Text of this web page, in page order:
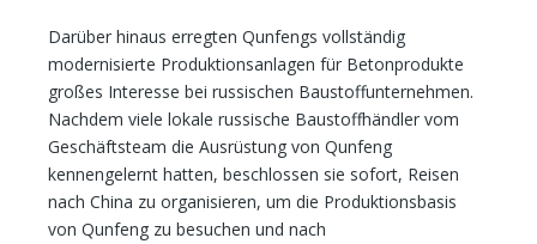
Darüber hinaus erregten Qunfengs vollständig
modernisierte Produktionsanlagen für Betonprodukte
großes Interesse bei russischen Baustoffunternehmen.
Nachdem viele lokale russische Baustoffhändler vom
Geschäftsteam die Ausrüstung von Qunfeng
kennengelernt hatten, beschlossen sie sofort, Reisen
nach China zu organisieren, um die Produktionsbasis
von Qunfeng zu besuchen und nach